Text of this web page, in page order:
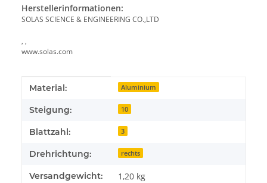
Herstellerinformationen:
SOLAS SCIENCE & ENGINEERING CO.,LTD
, ,
www.solas.com
Produkteigenschaft
Wert
Material: Aluminium
Steigung: 10
Blattzahl: 3
Drehrichtung: rechts
Versandgewicht: 1,20 kg